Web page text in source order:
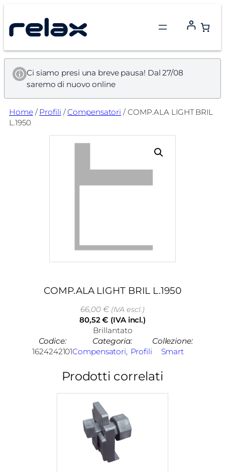
contenuto
Ci siamo presi una breve pausa! Dal 27/08
saremo di nuovo online
Home/Profili /Compensatori / COMP.ALA LIGHT BRIL
L.1950
COMP.ALA LIGHT BRIL L.1950
66,00 €(IVA escl.)
80,52€ (IVA incl.)
Brillantato
Codice:
1624242101
Categoria:
Compensatori, Profili
Collezione:
Smart
Prodotti correlati